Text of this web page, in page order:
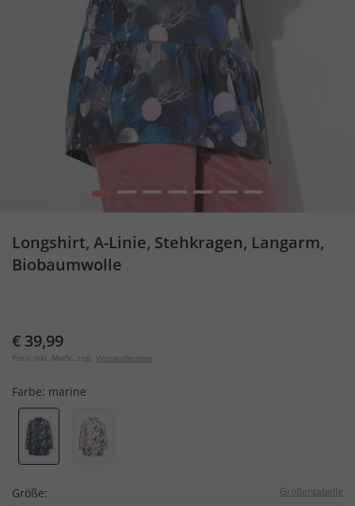
1 2 3 4 5 6 7
Longshirt, A-Linie, Stehkragen, Langarm,
Biobaumwolle
€ 39,99
Preis inkl. MwSt. zzgl. Versandkosten
Farbe: marine
Größe: Größentabelle